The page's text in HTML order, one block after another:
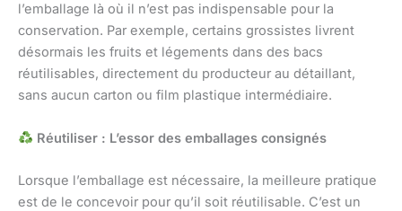
l’emballage là où il n’est pas indispensable pour la
conservation. Par exemple, certains grossistes livrent
désormais les fruits et légements dans des bacs
réutilisables, directement du producteur au détaillant,
sans aucun carton ou film plastique intermédiaire.
Réutiliser : L’essor des emballages consignés
Lorsque l’emballage est nécessaire, la meilleure pratique
est de le concevoir pour qu’il soit réutilisable. C’est un